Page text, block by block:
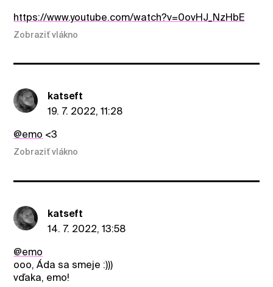
https://www.youtube.com/watch?v=0ovHJ_NzHbE
Zobraziť vlákno
katseft
19. 7. 2022, 11:28
@emo <3
Zobraziť vlákno
katseft
14. 7. 2022, 13:58
@emo
ooo, Áda sa smeje :)))
vďaka, emo!